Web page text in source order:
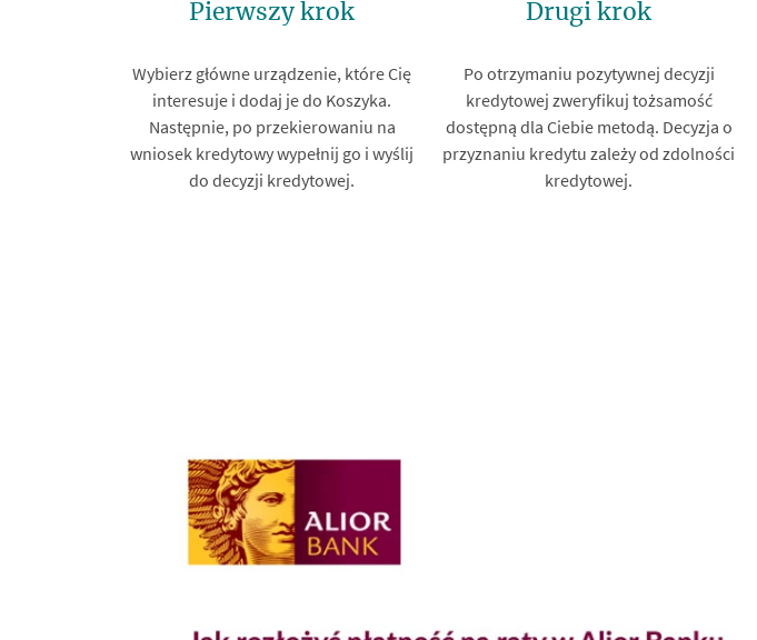
Pierwszy krok
Wybierz główne urządzenie, które Cię
interesuje i dodaj je do Koszyka.
Następnie, po przekierowaniu na
wniosek kredytowy wypełnij go i wyślij
do decyzji kredytowej.
Drugi krok
Po otrzymaniu pozytywnej decyzji
kredytowej zweryfikuj tożsamość
dostępną dla Ciebie metodą. Decyzja o
przyznaniu kredytu zależy od zdolności
kredytowej.